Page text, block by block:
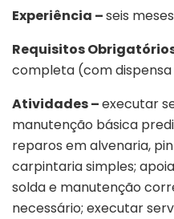
Experiência –seis
Requisitos
completa (com
Atividades –executar
manutenção básica
reparos em alvenaria,
carpintaria simples;
solda e manutenção
necessário; executar